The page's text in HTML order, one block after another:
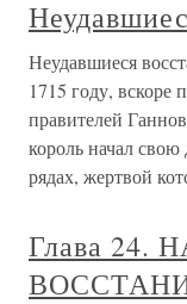
Неудавшиеся
1715 году, вскоре
правителей
король начал свою
рядах, жертвой
Глава 24.